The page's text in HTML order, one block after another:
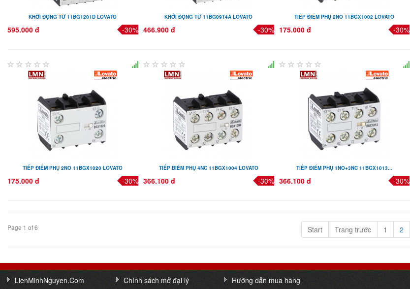
KHỞI ĐỘNG TỪ 11BG1201D LOVATO
595.000 đ -30%
KHỞI ĐỘNG TỪ 11BG09T4A LOVATO
466.900 đ -30%
TIẾP ĐIỂM PHỤ 2NO 11BGX1002 LOVATO
175.000 đ -30%
TIẾP ĐIỂM PHỤ 2NO 11BGX1020 LOVATO
175.000 đ -30%
TIẾP ĐIỂM PHỤ 4NC 11BGX1004 LOVATO
366.100 đ -30%
TIẾP ĐIỂM PHỤ 1NO+3NC 11BGX1013...
366.100 đ -30%
Page 1 of 6 Start Trang trước 1 2
LienMinhNguyen.Com
Chính sách mở đại lý
Hướng dẫn mua hàng